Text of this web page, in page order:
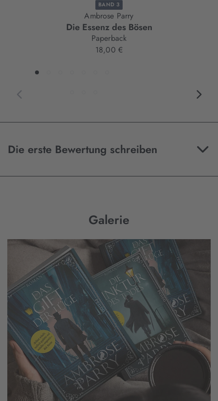
BAND 3
Ambrose Parry
Die Essenz des Bösen
Paperback
18,00 €
Die erste Bewertung schreiben
Galerie